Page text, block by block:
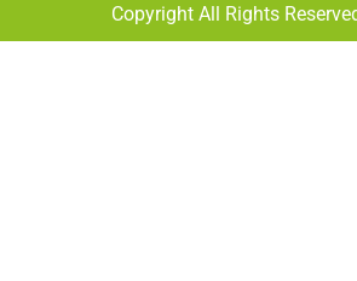
Copyright All Rights